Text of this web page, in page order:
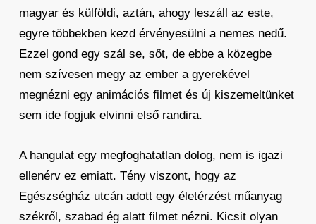
magyar és külföldi, aztán, ahogy leszáll az este,
egyre többekben kezd érvényesülni a nemes nedű.
Ezzel gond egy szál se, sőt, de ebbe a közegbe
nem szívesen megy az ember a gyerekével
megnézni egy animációs filmet és új kiszemeltünket
sem ide fogjuk elvinni első randira.
A hangulat egy megfoghatatlan dolog, nem is igazi
ellenérv ez emiatt. Tény viszont, hogy az
Egészségház utcán adott egy életérzést műanyag
székről, szabad ég alatt filmet nézni. Kicsit olyan